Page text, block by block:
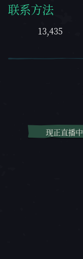
联系方法
13,435
现正直播中